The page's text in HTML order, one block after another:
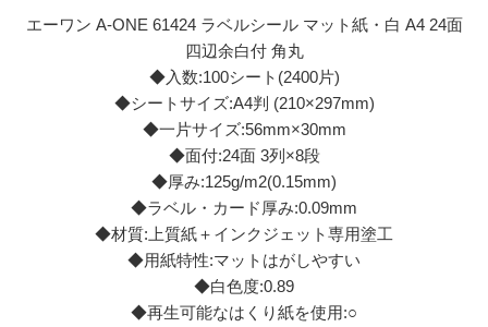
エーワン A-ONE 61424 ラベルシール マット紙・白 A4 24面
四辺余白付 角丸
◆入数:100シート(2400片)
◆シートサイズ:A4判 (210×297mm)
◆一片サイズ:56mm×30mm
◆面付:24面 3列×8段
◆厚み:125g/m2(0.15mm)
◆ラベル・カード厚み:0.09mm
◆材質:上質紙＋インクジェット専用塗工
◆用紙特性:マットはがしやすい
◆白色度:0.89
◆再生可能なはくり紙を使用:○